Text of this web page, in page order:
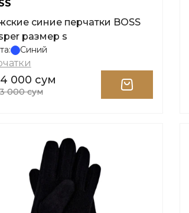
синие перчатки BOSS
размер s
Синий
000 сум
000 сум